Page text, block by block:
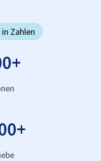
Zahlen
+
+